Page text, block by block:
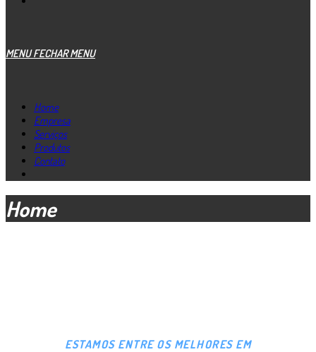
MENU FECHAR MENU
Home
Empresa
Serviços
Produtos
Contato
Home
ESTAMOS ENTRE OS MELHORES EM